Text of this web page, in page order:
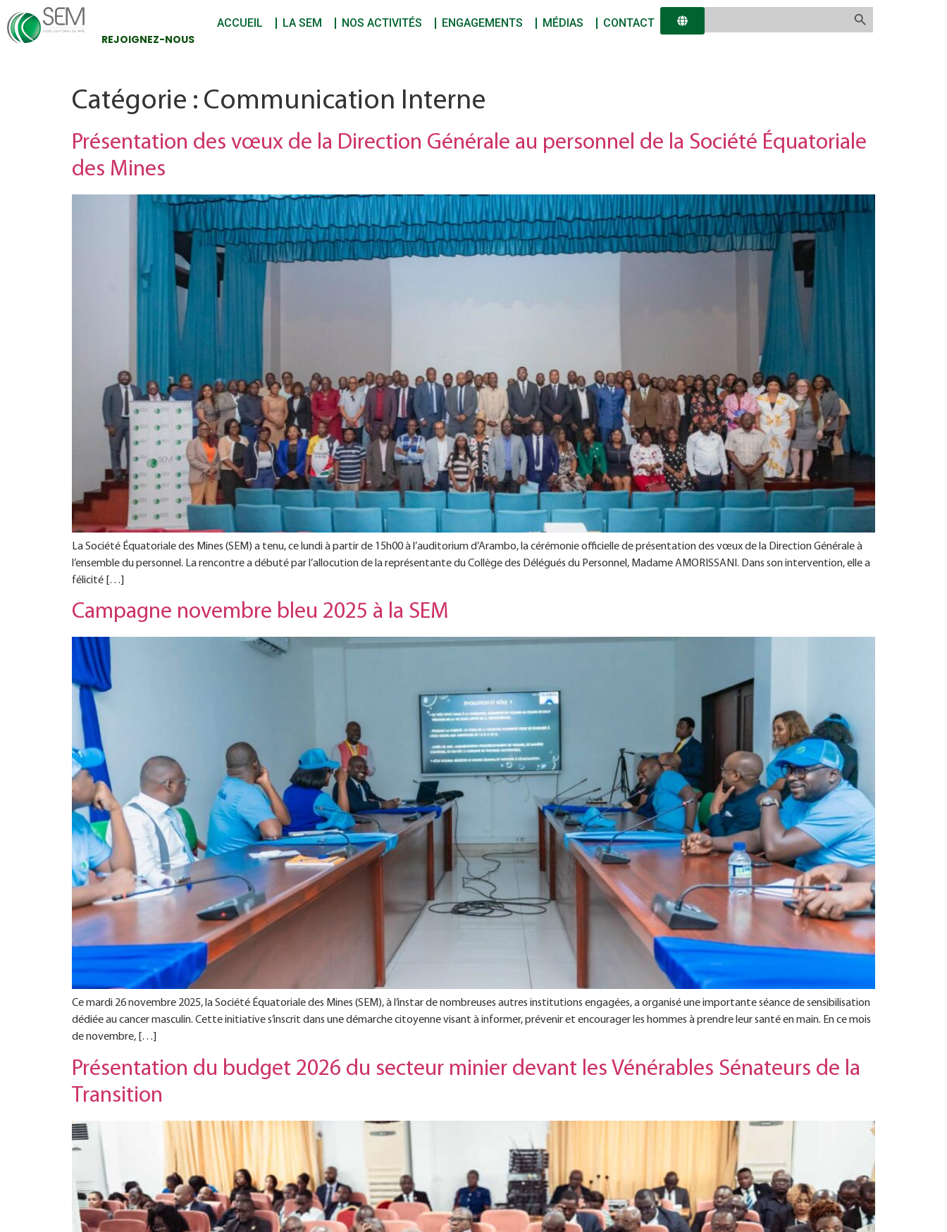
REJOIGNEZ-NOUS
ACCUEIL LA SEM NOS ACTIVITÉS ENGAGEMENTS MÉDIAS CONTACT
Search
Search Button
Catégorie : Communication Interne
Présentation des vœux de la Direction Générale au personnel de la Société Équatoriale
des Mines
La Société Équatoriale des Mines (SEM) a tenu, ce lundi à partir de 15h00 à l’auditorium d’Arambo, la cérémonie officielle de présentation des vœux de la Direction Générale à
l’ensemble du personnel. La rencontre a débuté par l’allocution de la représentante du Collège des Délégués du Personnel, Madame AMORISSANI. Dans son intervention, elle a
félicité […]
Campagne novembre bleu 2025 à la SEM
Ce mardi 26 novembre 2025, la Société Équatoriale des Mines (SEM), à l’instar de nombreuses autres institutions engagées, a organisé une importante séance de sensibilisation
dédiée au cancer masculin. Cette initiative s’inscrit dans une démarche citoyenne visant à informer, prévenir et encourager les hommes à prendre leur santé en main. En ce mois
de novembre, […]
Présentation du budget 2026 du secteur minier devant les Vénérables Sénateurs de la
Transition